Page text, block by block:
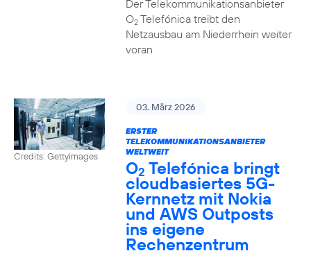
Der Telekommunikationsanbieter
O2Telefónica treibt den
Netzausbau am Niederrhein weiter
voran
Credits: Gettyimages
03. März 2026
ERSTER
TELEKOMMUNIKATIONSANBIETER
WELTWEIT
O2 Telefónica bringt
cloudbasiertes 5G-
Kernnetz mit Nokia
und AWS Outposts
ins eigene
Rechenzentrum